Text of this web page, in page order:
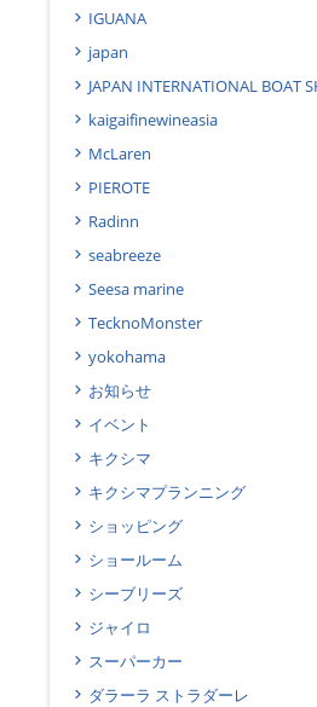
IGUANA
japan
JAPAN INTERNATIONAL BOAT
kaigaifinewineasia
McLaren
PIEROTE
Radinn
seabreeze
Seesa marine
TecknoMonster
yokohama
お知らせ
イベント
キクシマ
キクシマプランニング
ショッピング
ショールーム
シーブリーズ
ジャイロ
スーパーカー
ダラーラ ストラダーレ